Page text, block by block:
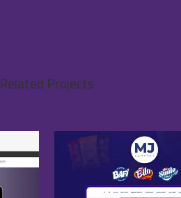
Related Projects